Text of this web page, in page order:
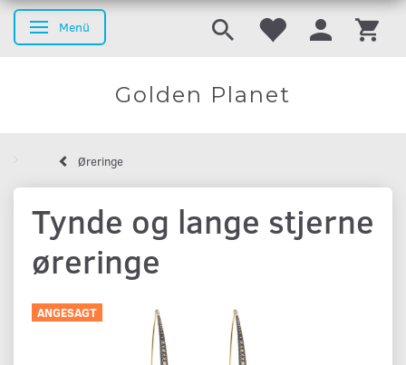
Anzeige ändern
Menü
Golden Planet
Øreringe
Tynde og lange stjerne
øreringe
ANGESAGT